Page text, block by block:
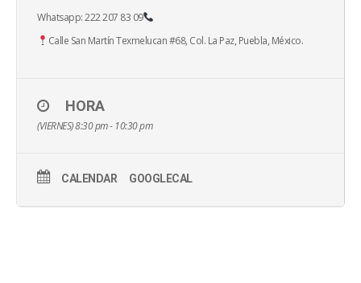
Whatsapp: 222 207 83 09
Calle San Martín Texmelucan #68, Col. La Paz, Puebla, México.
HORA
(VIERNES) 8:30 pm - 10:30 pm
CALENDAR GOOGLECAL